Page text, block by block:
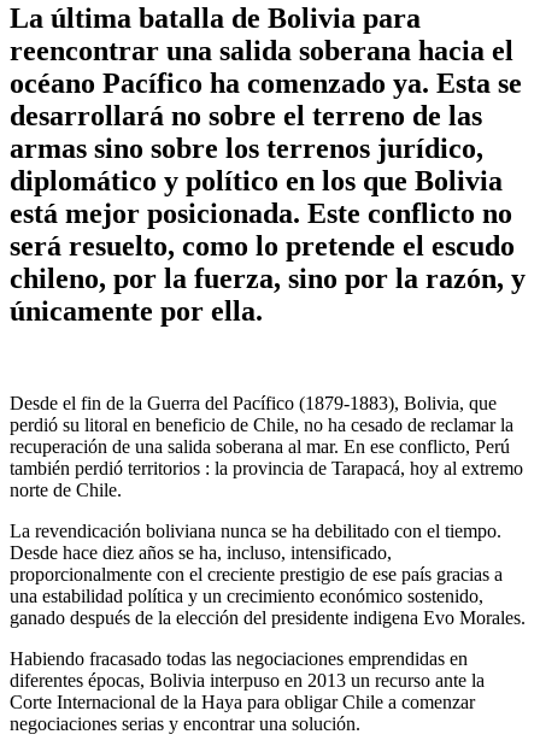
La última batalla de Bolivia para
reencontrar una salida soberana hacia el
océano Pacífico ha comenzado ya. Esta se
desarrollará no sobre el terreno de las
armas sino sobre los terrenos jurídico,
diplomático y político en los que Bolivia
está mejor posicionada. Este conflicto no
será resuelto, como lo pretende el escudo
chileno, por la fuerza, sino por la razón, y
únicamente por ella.
Desde el fin de la Guerra del Pacífico (1879-1883), Bolivia, que
perdió su litoral en beneficio de Chile, no ha cesado de reclamar la
recuperación de una salida soberana al mar. En ese conflicto, Perú
también perdió territorios : la provincia de Tarapacá, hoy al extremo
norte de Chile.
La revendicación boliviana nunca se ha debilitado con el tiempo.
Desde hace diez años se ha, incluso, intensificado,
proporcionalmente con el creciente prestigio de ese país gracias a
una estabilidad política y un crecimiento económico sostenido,
ganado después de la elección del presidente indigena Evo Morales.
Habiendo fracasado todas las negociaciones emprendidas en
diferentes épocas, Bolivia interpuso en 2013 un recurso ante la
Corte Internacional de la Haya para obligar Chile a comenzar
negociaciones serias y encontrar una solución.